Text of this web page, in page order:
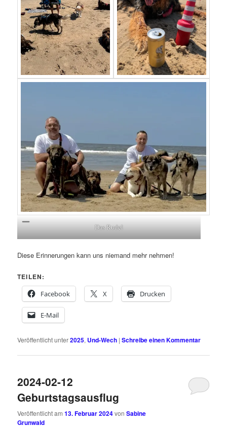
Das Rudel
Diese Erinnerungen kann uns niemand mehr nehmen!
TEILEN:
Facebook
X Drucken
E-Mail
Veröffentlicht unter2025, Und-Wech |Schreibe einen Kommentar
2024-02-12
Geburtstagsausflug
Veröffentlicht am13. Februar 2024vonSabine
Grunwald